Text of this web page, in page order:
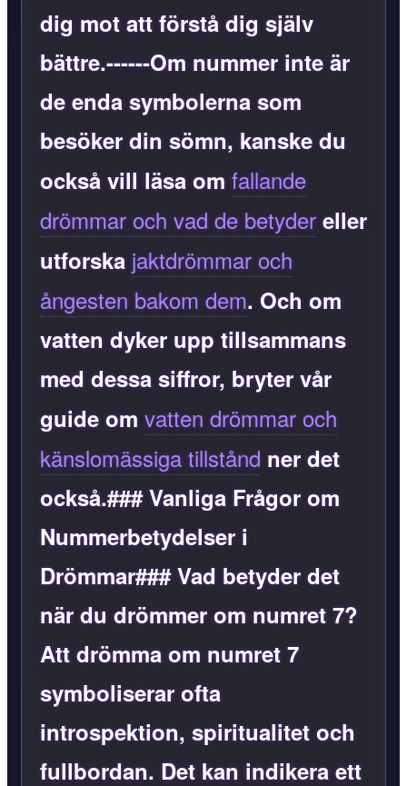
dig mot att förstå dig själv
bättre.------Om nummer inte är
de enda symbolerna som
besöker din sömn, kanske du
också vill läsa om fallande
drömmar och vad de betydereller
utforska jaktdrömmar och
ångesten bakom dem. Och om
vatten dyker upp tillsammans
med dessa siffror, bryter vår
guide om vatten drömmar och
känslomässiga tillstånd ner det
också.### Vanliga Frågor om
Nummerbetydelser i
Drömmar### Vad betyder det
när du drömmer om numret 7?
Att drömma om numret 7
symboliserar ofta
introspektion, spiritualitet och
fullbordan. Det kan indikera ett